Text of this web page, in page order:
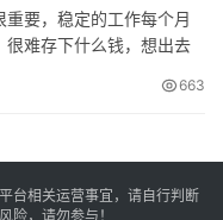
要，稳定的工作每个月
难存下什么钱，想出去
663
台相关运营事宜，请自行判断
险，请勿参与！